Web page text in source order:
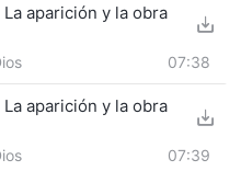
aparición y la obra
07:38
aparición y la obra
07:39